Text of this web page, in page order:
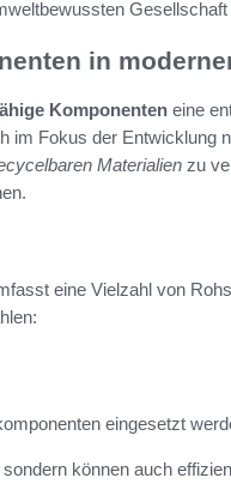
in
Komponenten eine
im Fokus der Entwicklung
Materialien zu
eine Vielzahl von
eingesetzt
können auch